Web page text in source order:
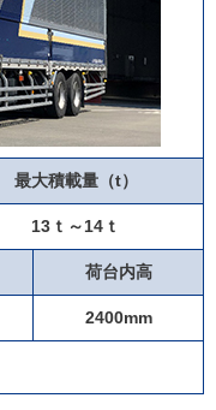
最大積載量（t）
13ｔ～14ｔ
荷台内高
2400mm